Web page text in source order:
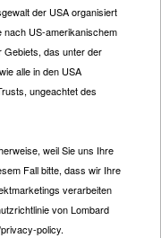
der USA organisiert
nach US-amerikanischem
Gebiets, das unter der
alle in den USA
ungeachtet des
weil Sie uns Ihre
Fall bitte, dass wir Ihre
verarbeiten
von Lombard
policy.